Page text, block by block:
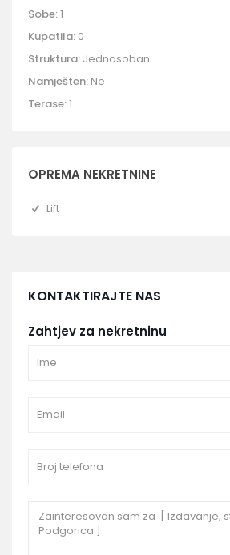
Sobe:1
Kupatila: 0
Struktura: Jednosoban
Namješten: Ne
Terase:1
OPREMA NEKRETNINE
Lift
KONTAKTIRAJTE NAS
Zahtjev za nekretninu